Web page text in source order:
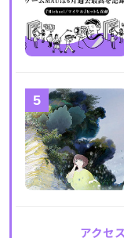
アクセ